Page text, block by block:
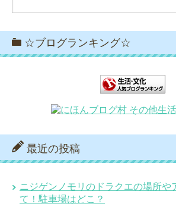
☆ブログランキング☆
最近の投稿
ニジゲンノモリのドラクエの場所や
て！駐車場はどこ？